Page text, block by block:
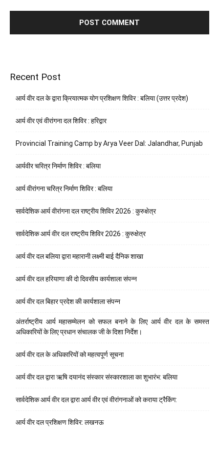
Recent Post
आर्य वीर दल के द्वारा क्रियात्मक योग प्रशिक्षण शिविर : बलिया (उत्तर प्रदेश)
आर्य वीर एवं वीरांगना दल शिविर : हरिद्वार
Provincial Training Camp by Arya Veer Dal: Jalandhar, Punjab
आर्यवीर चरित्र निर्माण शिविर : बलिया
आर्य वीरांगना चरित्र निर्माण शिविर : बलिया
सार्वदेशिक आर्य वीरांगना दल राष्ट्रीय शिविर 2026 : कुरुक्षेत्र
सार्वदेशिक आर्य वीर दल राष्ट्रीय शिविर 2026 : कुरुक्षेत्र
आर्य वीर दल बलिया द्वारा महारानी लक्ष्मी बाई दैनिक शाखा
आर्य वीर दल हरियाणा की दो दिवसीय कार्यशाला संपन्न
आर्य वीर दल बिहार प्रदेश की कार्यशाला संपन्न
अंतर्राष्ट्रीय आर्य महासम्मेलन को सफल बनाने के लिए आर्य वीर दल के समस्त
अधिकारियों के लिए प्रधान संचालक जी के दिशा निर्देश।
आर्य वीर दल के अधिकारियों को महत्वपूर्ण सूचना
आर्य वीर दल द्वारा ऋषि दयानंद संस्कार संस्कारशाला का शुभारंभ: बलिया
सार्वदेशिक आर्य वीर दल द्वारा आर्य वीर एवं वीरांगनाओं को कराया ट्रैकिंग:
आर्य वीर दल प्रशिक्षण शिविर: लखनऊ